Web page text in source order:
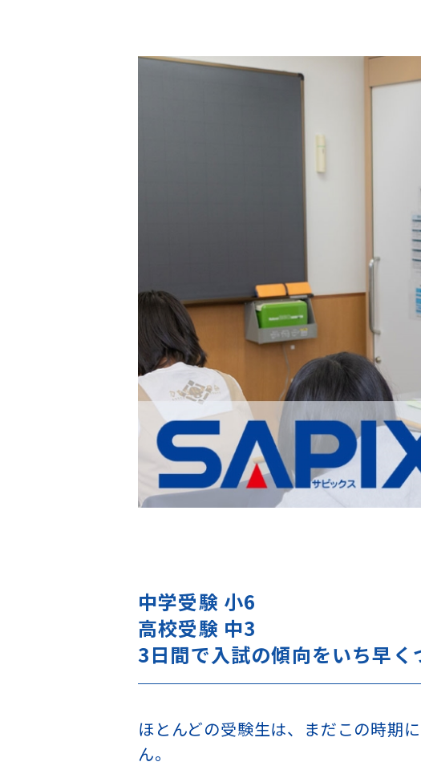
中学受験 小6
高校受験 中3
3日間で入試の傾向をいち早く
ほとんどの受験生は、まだこの時期
ん。